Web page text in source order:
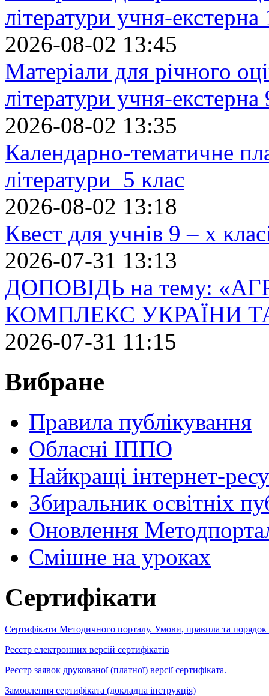
літератури учня-екстерна
2026-08-02 13:45
Матеріали для річного
літератури учня-екстерна
2026-08-02 13:35
Календарно-тематичне
літератури 5 клас
2026-08-02 13:18
Квест для учнів 9 – х
2026-07-31 13:13
ДОПОВІДЬ на тему:
КОМПЛЕКС УКРАЇНИ
2026-07-31 11:15
Вибране
Правила публікування
Обласні ІППО
Найкращі інтернет-
Збиральник освітніх
Оновлення
Cмішне на уроках
Сертифікати
Сертифікати Методичного порталу. Умови, правила та порядок
Реєстр електронних версій сертифікатів
Реєстр заявок друкованої (платної) версії сертифіката.
Замовлення сертифіката (докладна інструкція)